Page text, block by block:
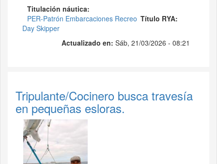
Titulación náutica
PER-Patrón Embarcaciones Recreo Título RYA
Day Skipper
Actualizado en: Sáb, 21/03/2026 - 08:21
Tripulante/Cocinero busca travesía
en pequeñas esloras.